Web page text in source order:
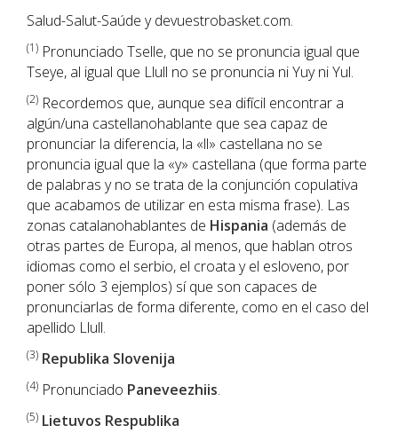
Salud-Salut-Saúde y devuestrobasket.com.
(1) Pronunciado Tselle, que no se pronuncia igual que
Tseye, al igual que Llull no se pronuncia ni Yuy ni Yul.
(2) Recordemos que, aunque sea difícil encontrar a
algún/una castellanohablante que sea capaz de
pronunciar la diferencia, la «ll» castellana no se
pronuncia igual que la «y» castellana (que forma parte
de palabras y no se trata de la conjunción copulativa
que acabamos de utilizar en esta misma frase). Las
zonas catalanohablantes de Hispania (además de
otras partes de Europa, al menos, que hablan otros
idiomas como el serbio, el croata y el esloveno, por
poner sólo 3 ejemplos) sí que son capaces de
pronunciarlas de forma diferente, como en el caso del
apellido Llull.
(3) Republika Slovenija
(4) Pronunciado Paneveezhiis.
(5) Lietuvos Respublika